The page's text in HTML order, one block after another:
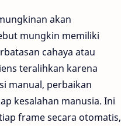
akan
mungkin memiliki
cahaya atau
teralihkan karena
manual, perbaikan
kesalahan manusia. Ini
frame secara otomatis,